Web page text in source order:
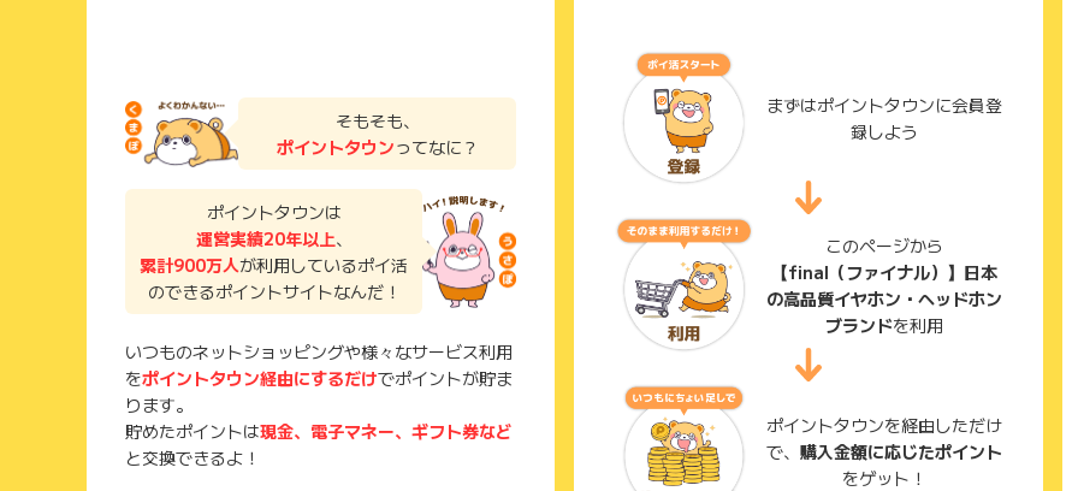
そもそも、
ポイントタウンってなに？
ポイントタウンは
運営実績20年以上、
累計900万人が利用しているポイ活
のできるポイントサイトなんだ！
いつものネットショッピングや様々なサービス利用
をポイントタウン経由にするだけでポイントが貯ま
ります。
貯めたポイントは現金、電子マネー、ギフト券など
と交換できるよ！
まずはポイントタウンに会員登
録しよう
このページから
【final（ファイナル）】日本
の高品質イヤホン・ヘッドホン
ブランドを利用
ポイントタウンを経由しただけ
で、 購入金額に応じたポイント
をゲット！